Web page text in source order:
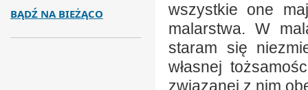
wszystkie one
malarstwa. W
staram się
własnej
związanej z nim
BĄDŹ NA BIEŻĄCO